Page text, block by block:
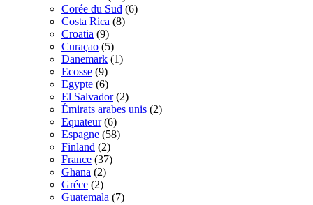
Corée du Sud (6)
Costa Rica (8)
Croatia (9)
Curaçao (5)
Danemark (1)
Ecosse (9)
Egypte (6)
El Salvador (2)
Émirats arabes unis (2)
Equateur (6)
Espagne (58)
Finland (2)
France (37)
Ghana (2)
Gréce (2)
Guatemala (7)